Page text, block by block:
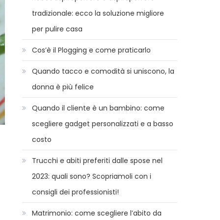
tradizionale: ecco la soluzione migliore
per pulire casa
Cos’è il Plogging e come praticarlo
Quando tacco e comodità si uniscono, la
donna è più felice
Quando il cliente è un bambino: come
scegliere gadget personalizzati e a basso
costo
Trucchi e abiti preferiti dalle spose nel
2023: quali sono? Scopriamoli con i
consigli dei professionisti!
Matrimonio: come scegliere l’abito da